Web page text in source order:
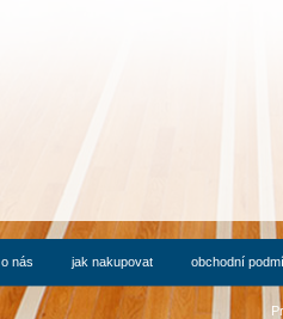
o nás jak nakupovat obchodní